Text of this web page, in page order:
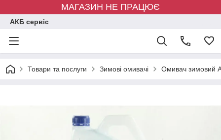
МАГАЗИН НЕ ПРАЦЮЄ
АКБ сервіс
Товари та послуги Зимові омивачі Омивач зимовий